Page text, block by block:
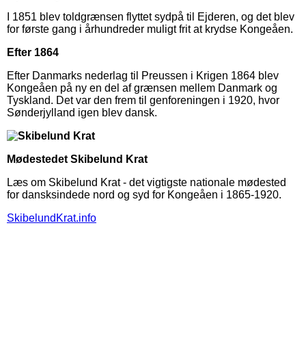
I 1851 blev toldgrænsen flyttet sydpå til Ejderen, og det blev
for første gang i århundreder muligt frit at krydse Kongeåen.
Efter 1864
Efter Danmarks nederlag til Preussen i Krigen 1864 blev
Kongeåen på ny en del af grænsen mellem Danmark og
Tyskland. Det var den frem til genforeningen i 1920, hvor
Sønderjylland igen blev dansk.
Mødestedet Skibelund Krat
Læs om Skibelund Krat - det vigtigste nationale mødested
for dansksindede nord og syd for Kongeåen i 1865-1920.
SkibelundKrat.info